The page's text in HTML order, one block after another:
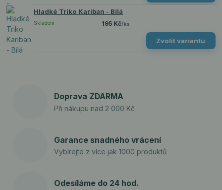
Hladké Triko Kariban - Bílá
195 Kč/ks
Skladem
Zvolit variantu
Doprava ZDARMA
Při nákupu nad 2 000 Kč
Garance snadného vrácení
Vybírejte z více jak 1000 produktů
Odesíláme do 24 hod.